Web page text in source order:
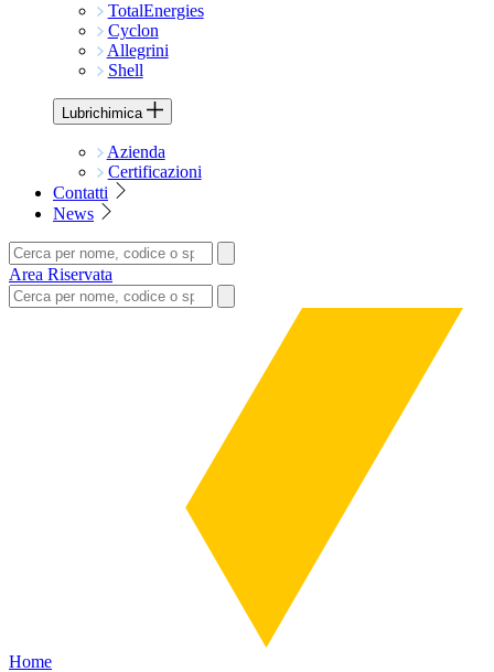
TotalEnergies
Cyclon
Allegrini
Shell
Lubrichimica
Azienda
Certificazioni
Contatti
News
Area Riservata
Home